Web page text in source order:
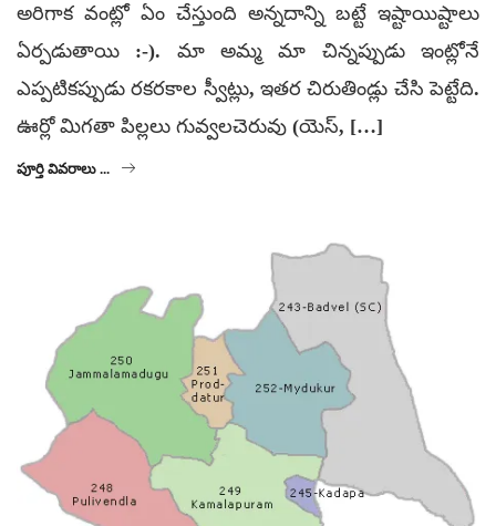
అరిగాక వంట్లో ఏం చేస్తుంది అన్నదాన్ని బట్టే ఇష్టాయిష్టాలు
ఏర్పడుతాయి :-). మా అమ్మ మా చిన్నప్పుడు ఇంట్లోనే
ఎప్పటికప్పుడు రకరకాల స్వీట్లు, ఇతర చిరుతిండ్లు చేసి పెట్టేది.
ఊర్లో మిగతా పిల్లలు గువ్వలచెరువు (యెస్, […]
పూర్తి వివరాలు ...